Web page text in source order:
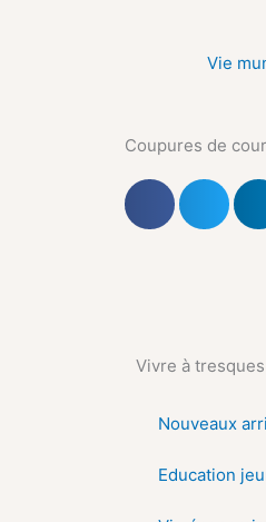
Vie
Coupures de
Vivre à tresques
Nouveaux
Education